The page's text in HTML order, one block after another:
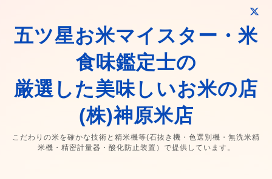
五ツ星お米マイスター・米
食味鑑定士の
厳選した美味しいお米の店
(株)神原米店
こだわりの米を確かな技術と精米機等(石抜き機・色選別機・無洗米精
米機・精密計量器・酸化防止装置）で提供しています。